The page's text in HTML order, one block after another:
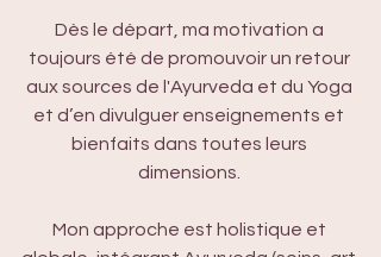
Dès le départ, ma motivation a
toujours été de promouvoir un retour
aux sources de l'Ayurveda et du Yoga
et d’en divulguer enseignements et
bienfaits dans toutes leurs
dimensions.
Mon approche est holistique et